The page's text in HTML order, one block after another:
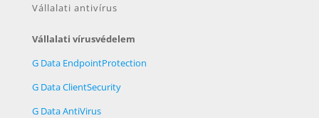
Vállalati antivírus
Vállalati vírusvédelem
G Data EndpointProtection
G Data ClientSecurity
G Data AntiVirus